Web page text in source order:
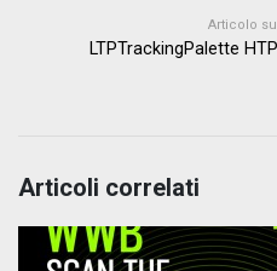
Articolo
LTPTrackingPalette
Articoli correlati